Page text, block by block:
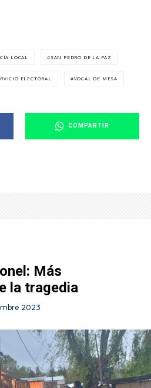
LOCAL SAN PEDRO DE LA PAZ
ELECTORAL VOCAL DE MESA
COMPARTIR
Más
la tragedia
2023